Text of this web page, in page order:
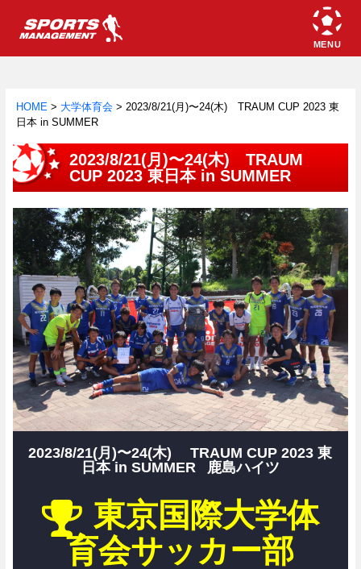
HOME > 大学体育会 >2023/8/21(月)〜24(木) TRAUM CUP 2023 東
日本 in SUMMER
2023/8/21(月)〜24(木) TRAUM
CUP 2023 東日本 in SUMMER
2023/8/21(月)〜24(木)
TRAUM CUP 2023 東
日本 in SUMMER
鹿島ハイツ
東京国際大学体
育会サッカー部